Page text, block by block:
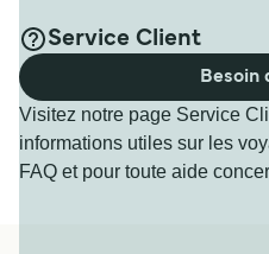
Service Client
Visitez notre page Service
informations utiles sur les
FAQ et pour toute aide
Besoin